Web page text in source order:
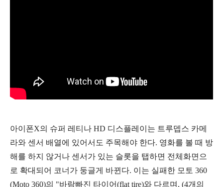
아이폰X의 슈퍼 레티나 HD 디스플레이는 트루뎁스 카메
라와 센서 배열에 있어서도 주목해야 한다. 영화를 볼 때 방
해를 하지 않거나 센서가 있는 슬롯을 탭하면 전체화면으
로 확대되어 코너가 둥글게 바뀐다. 이는 실패한 모토 360
(Moto 360)의 "바람빠진 타이어(flat tire)와 다르며, (4개의